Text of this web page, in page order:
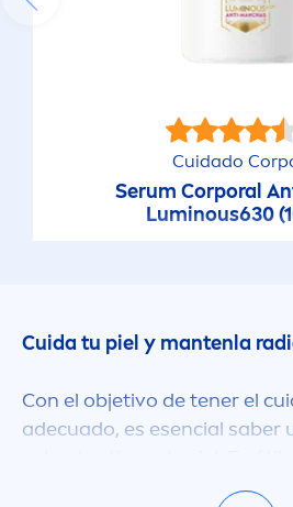
Cuidado
Serum Corporal
Luminous630
Cuida tu piel y mantenla
Con el objetivo de tener el
adecuado, es esencial saber
cuidado le aplicas regularmen